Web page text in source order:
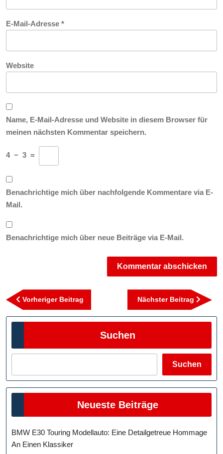
E-Mail-Adresse *
Website
Name, E-Mail-Adresse und Website in diesem Browser für
meinen nächsten Kommentar speichern.
4 − 3 =
Benachrichtige mich über nachfolgende Kommentare via E-
Mail.
Benachrichtige mich über neue Beiträge via E-Mail.
Beitragsnavigation
Vorheriger Beitrag
Beitrag
Nächster Beitrag
Suchen
Suchen
Neueste Beiträge
BMW E30 Touring Modellauto: Eine Detailgetreue Hommage
An Einen Klassiker